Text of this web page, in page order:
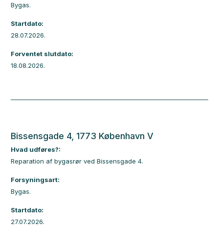
Bygas.
Startdato:
28.07.2026.
Forventet slutdato:
18.08.2026.
Bissensgade 4, 1773 København V
Hvad udføres?:
Reparation af bygasrør ved Bissensgade 4.
Forsyningsart:
Bygas.
Startdato:
27.07.2026.